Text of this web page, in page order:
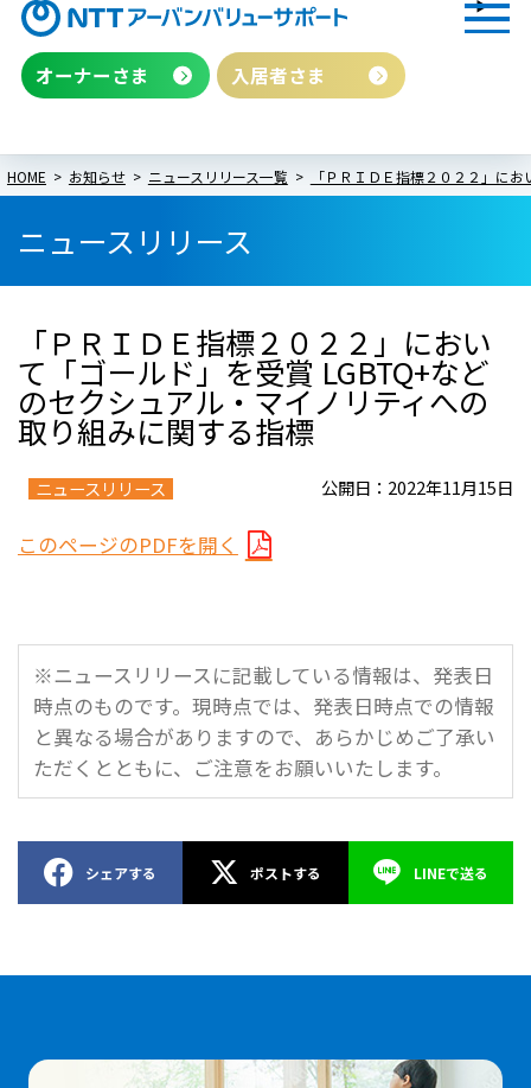
オーナーさま 入居者さま
HOME お知らせ ニュースリリース一覧 「ＰＲＩＤＥ指標２０２２」に
ニュースリリース
「ＰＲＩＤＥ指標２０２２」におい
て「ゴールド」を受賞 LGBTQ+など
のセクシュアル・マイノリティへの
取り組みに関する指標
ニュースリリース 公開日：2022年11月15日
このページのPDFを開く
※ニュースリリースに記載している情報は、発表日
時点のものです。現時点では、発表日時点での情報
と異なる場合がありますので、あらかじめご了承い
ただくとともに、ご注意をお願いいたします。
シェアする ポストする LINEで送る